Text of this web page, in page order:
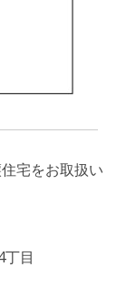
宅をお取扱い
目